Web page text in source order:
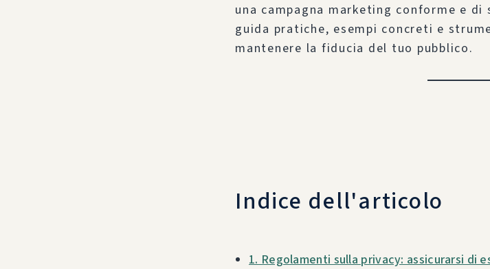
una campagna marketing conforme e
guida pratiche, esempi concreti e
mantenere la fiducia del tuo pubblico.
Indice dell'articolo
1. Regolamenti sulla privacy: assicurarsi di